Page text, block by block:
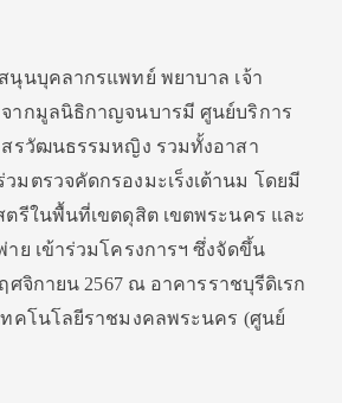
นุนบุคลากรแพทย์ พยาบาล เจ้า
ากมูลนิธิกาญจนบารมี ศูนย์บริการ
รวัฒนธรรมหญิง รวมทั้งอาสา
มตรวจคัดกรองมะเร็งเต้านม โดยมี
รีในพื้นที่เขตดุสิต เขตพระนคร และ
ย เข้าร่วมโครงการฯ ซึ่งจัดขึ้น
ศจิกายน 2567 ณ อาคารราชบุรีดิเรก
คโนโลยีราชมงคลพระนคร (ศูนย์